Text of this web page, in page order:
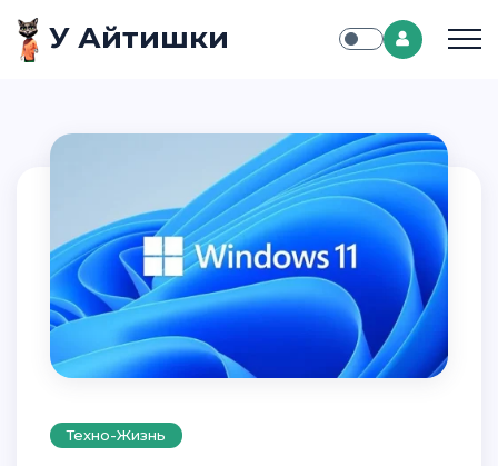
У Айтишки
Техно-Жизнь